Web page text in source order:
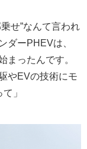
せ”なんて言われ
ダーPHEVは、
まったんです。
やEVの技術にモ
」